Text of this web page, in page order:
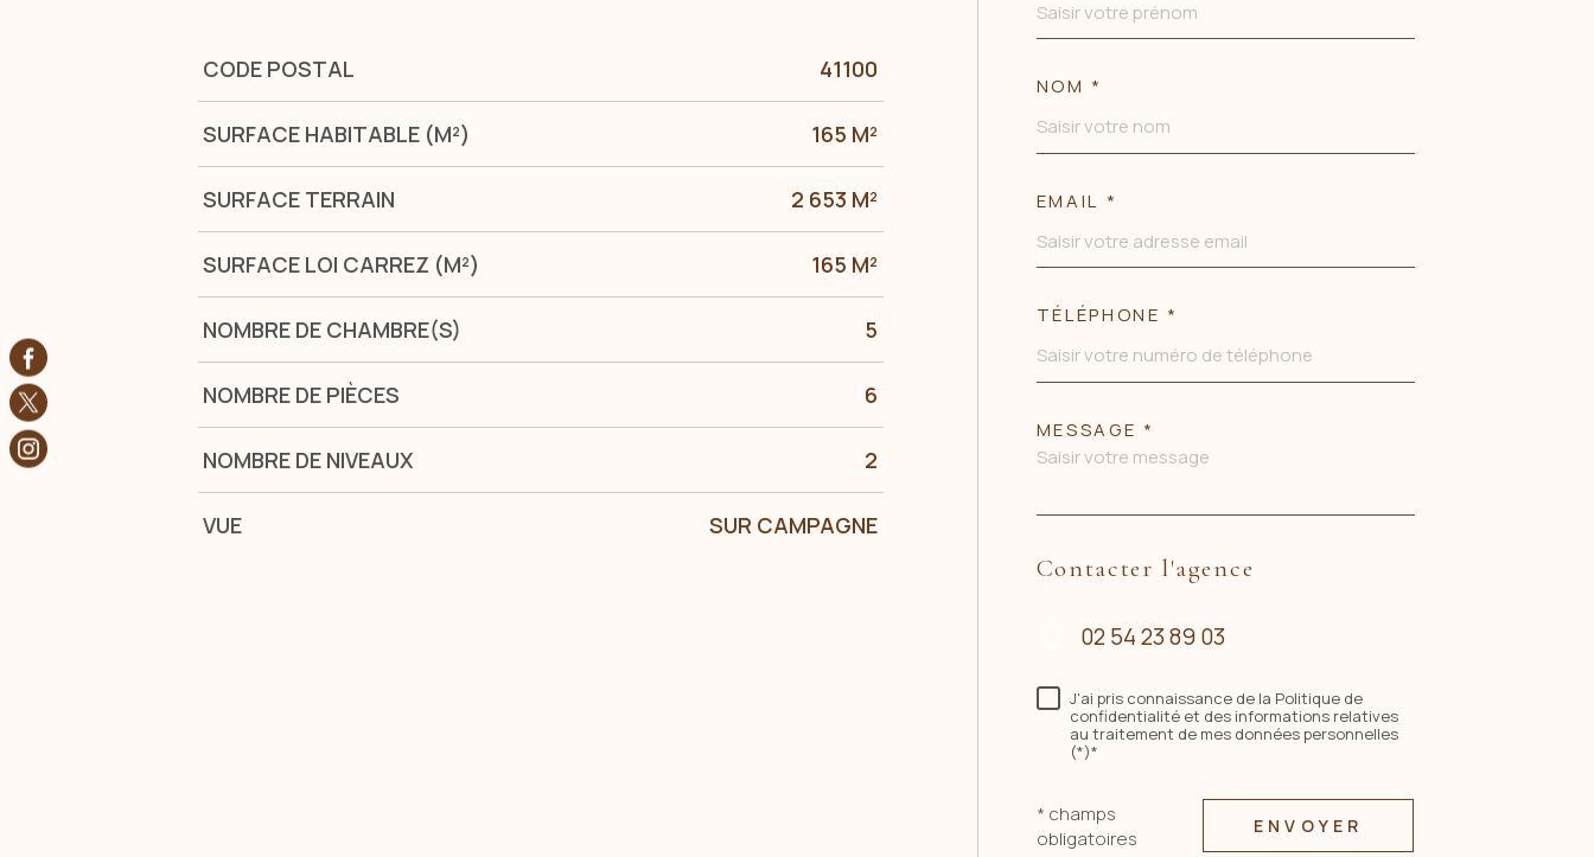
Caractérisque Valeurs
CODE POSTAL 41100
SURFACE HABITABLE (M²) 165 M²
SURFACE TERRAIN 2 653 M²
SURFACE LOI CARREZ (M²) 165 M²
NOMBRE DE CHAMBRE(S) 5
NOMBRE DE PIÈCES 6
NOMBRE DE NIVEAUX 2
VUE SUR CAMPAGNE
NOM *
EMAIL *
TÉLÉPHONE *
MESSAGE *
Contacter l'agence
02 54 23 89 03
J'ai pris connaissance de la Politique de
confidentialité et des informations relatives
au traitement de mes données personnelles
(*)*
* champs
obligatoires
ENVOYER